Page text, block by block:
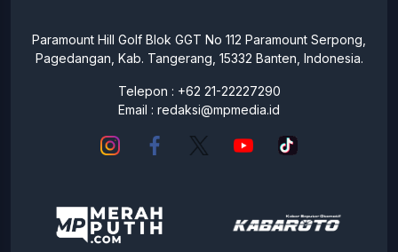
Paramount Hill Golf Blok GGT No 112 Paramount Serpong,
Pagedangan, Kab. Tangerang, 15332 Banten, Indonesia.
Telepon : +62 21-22227290
Email : redaksi@mpmedia.id